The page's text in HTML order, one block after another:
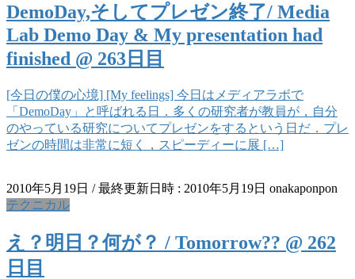
DemoDay,そしてプレゼン終了/ Media
Lab Demo Day & My presentation had
finished @ 263日目
[今日の僕の心境] [My feelings] 今日はメディアラボで
「DemoDay」と呼ばれる日．多くの研究者が教員が，自分
のやっている研究についてプレゼンをするという日だ．プレ
ゼンの時間は非常に短く，スピーディーに展 […]
2010年5月19日 / 最終更新日時 : 2010年5月19日 onakaponpon
テクニカル
え？明日？何が？ / Tomorrow?? @ 262
日目